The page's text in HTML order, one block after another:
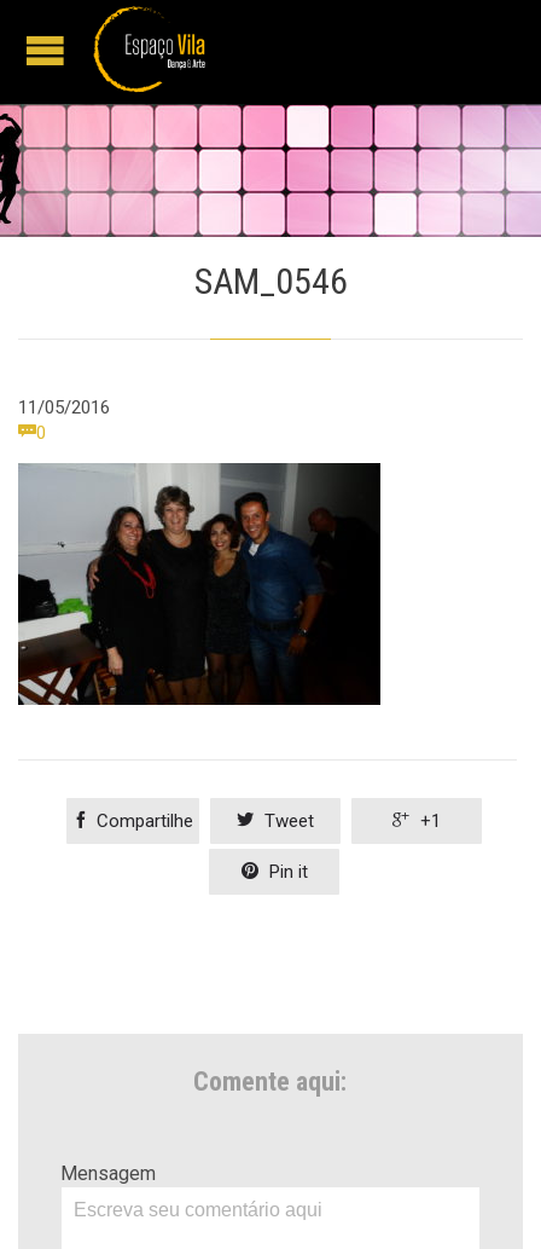
SAM_0546
11/05/2016
0
 Compartilhe  Tweet  +1
 Pin it
Comente aqui:
Mensagem